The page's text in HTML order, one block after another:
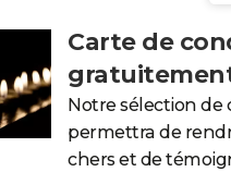
Carte de
Notre sélection de
permettra de
chers et de